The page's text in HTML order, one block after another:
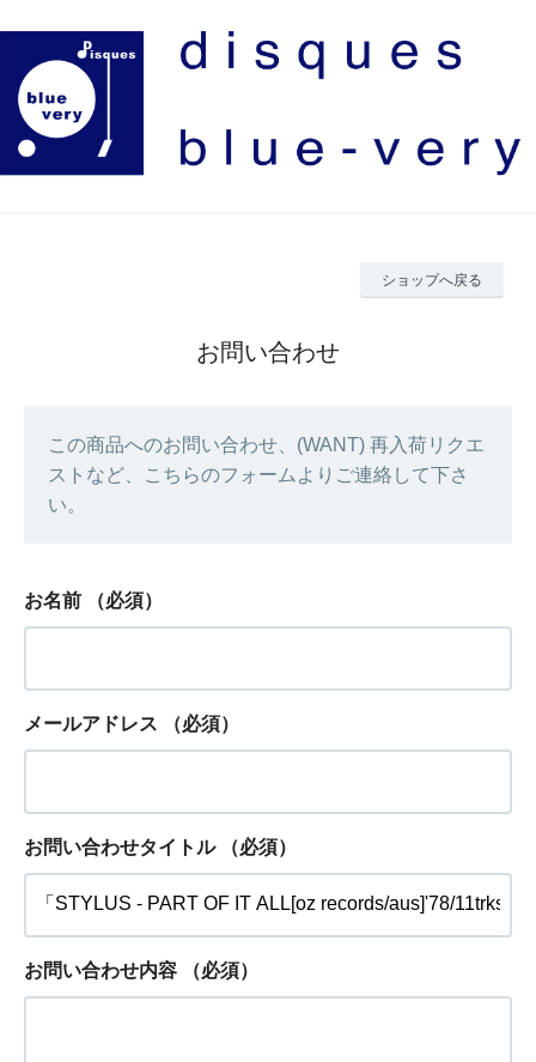
ショップへ戻る
お問い合わせ
この商品へのお問い合わせ、(WANT) 再入荷リクエ
ストなど、こちらのフォームよりご連絡して下さ
い。
お名前 （必須）
メールアドレス （必須）
お問い合わせタイトル （必須）
お問い合わせ内容 （必須）